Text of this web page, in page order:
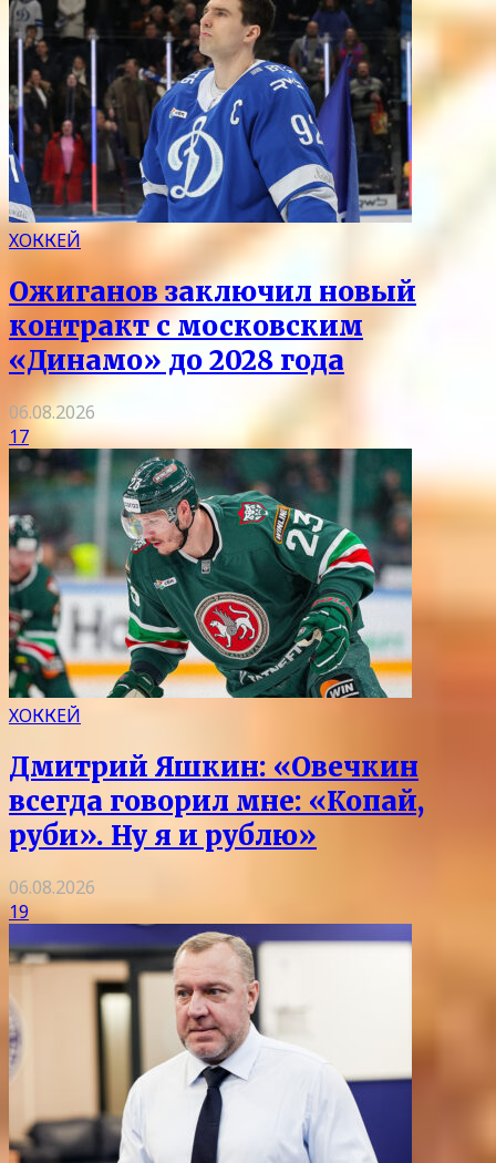
ХОККЕЙ
Ожиганов заключил новый
контракт с московским
«Динамо» до 2028 года
06.08.2026
17
ХОККЕЙ
Дмитрий Яшкин: «Овечкин
всегда говорил мне: «Копай,
руби». Ну я и рублю»
06.08.2026
19